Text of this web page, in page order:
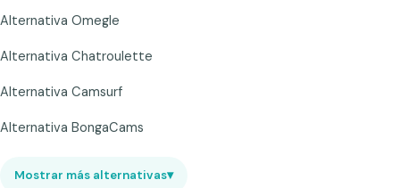
Alternativa Omegle
Alternativa Chatroulette
Alternativa Camsurf
Alternativa BongaCams
Mostrar más alternativas▾